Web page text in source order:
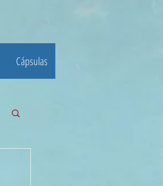
Cápsulas